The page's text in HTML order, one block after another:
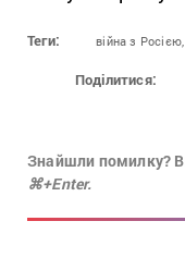
Теги: війна з Росією,
Поділитися:
Знайшли помилку?
⌘+Enter.